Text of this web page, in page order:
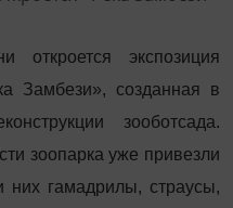
экспозиция
Замбези», созданная в
зооботсада.
зоопарка уже привезли
них гамадрилы, страусы,